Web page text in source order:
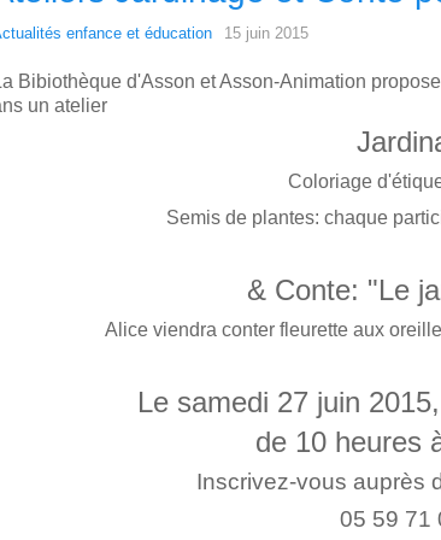
enfance et éducation 15 juin 2015
Bibiothèque d'Asson et Asson-Animation
un atelier
Coloriage
Semis de plantes: chaque
& Conte: "Le
Alice viendra conter fleurette aux
Le samedi 27 juin
de 10 heures
Inscrivez-vous auprès
05 59 71